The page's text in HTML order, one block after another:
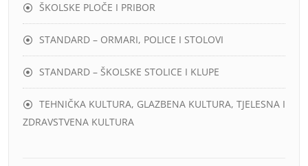
ŠKOLSKE PLOČE I PRIBOR
STANDARD – ORMARI, POLICE I STOLOVI
STANDARD – ŠKOLSKE STOLICE I KLUPE
TEHNIČKA KULTURA, GLAZBENA KULTURA, TJELESNA I
ZDRAVSTVENA KULTURA